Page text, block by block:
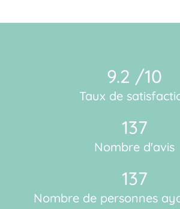
9.2 /10
Taux de
137
Nombre d'avis
137
Nombre de personnes